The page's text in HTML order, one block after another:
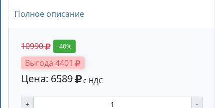
Полное описание
10990 -40%
Выгода 4401
Цена: 6589 с НДС
+ -